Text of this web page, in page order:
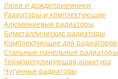
Люки и дождеприемники
Радиаторы и комплектующие
Алюминиевые радиаторы
Биметаллические радиаторы
Комплектующие для радиаторов
Стальные панельные радиаторы
Терморегулирующая арматура
Чугунные радиаторы